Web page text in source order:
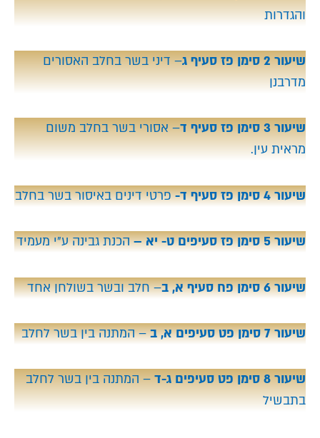
והגדרות
שיעור 2 סימן פז סעיף ג
– דיני בשר בחלב האסורים
מדרבנן
שיעור 3 סימן פז סעיף ד
– אסורי בשר בחלב משום
מראית עין.
שיעור 4 סימן פז סעיף ד- פרטי דינים באיסור בשר בחלב
שיעור 5 סימן פז סעיפים ט- יא – הכנת גבינה ע"י מעמיד
שיעור 6 סימן פח סעיף א, ב – חלב ובשר בשולחן אחד
שיעור 7 סימן פט סעיפים א, ב – המתנה בין בשר לחלב
שיעור 8 סימן פט סעיפים ג-ד
– המתנה בין בשר לחלב
בתבשיל